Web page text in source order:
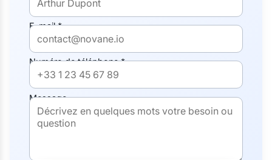
E-mail *
Numéro de téléphone *
Message